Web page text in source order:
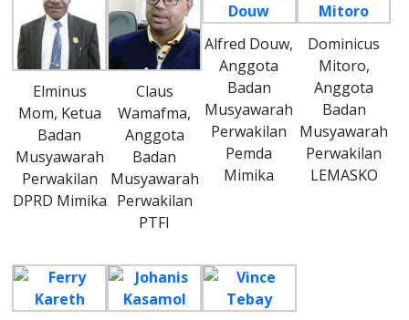
Elminus
Mom, Ketua
Badan
Musyawarah
Perwakilan
DPRD Mimika
Claus
Wamafma,
Anggota
Badan
Musyawarah
Perwakilan
PTFI
Alfred Douw,
Anggota
Badan
Musyawarah
Perwakilan
Pemda
Mimika
Dominicus
Mitoro,
Anggota
Badan
Musyawarah
Perwakilan
LEMASKO